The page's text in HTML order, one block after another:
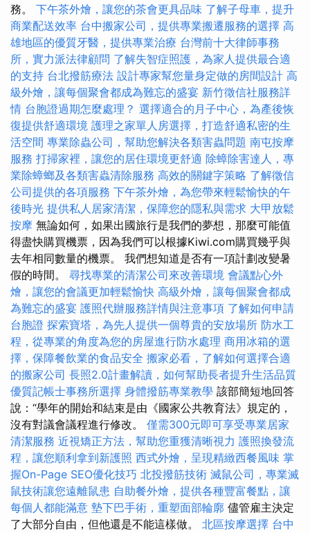
務。 下午茶外燴，讓您的茶會更具品味 了解子母車，提升
商業配送效率 台中搬家公司，提供專業搬遷服務的選擇 高
雄地區的優質牙醫，提供專業治療 台灣前十大律師事務
所，實力派法律顧問 了解失智症照護，為家人提供最合適
的支持 台北撥筋療法 設計專家幫您量身定做的房間設計 高
級外燴，讓每個聚會都成為難忘的盛宴 新竹徵信社服務詳
情 台胞證過期怎麼處理？ 選擇適合的月子中心，為產後恢
復提供舒適環境 護理之家單人房選擇，打造舒適私密的生
活空間 專業除蟲公司，幫助您解決各類害蟲問題 南屯按摩
服務 打掃家裡，讓您的居住環境更舒適 除蟑除害達人，專
業除蟑螂及各類害蟲清除服務 高效的關鍵字策略 了解徵信
公司提供的各項服務 下午茶外燴，為您帶來輕鬆愉快的午
後時光 提供私人居家清潔，保障您的隱私與需求 大甲放鬆
按摩 無論如何，如果出國旅行是我們的夢想，那麼可能值
得盡快購買機票，因為我們可以根據Kiwi.com購買幾乎與
去年相同數量的機票。 我們想知道是否有一項計劃改變暑
假的時間。 尋找專業的清潔公司來改善環境 會議點心外
燴，讓您的會議更加輕鬆愉快 高級外燴，讓每個聚會都成
為難忘的盛宴 護照代辦服務詳情與注意事項 了解如何申請
台胞證 探索寶塔，為先人提供一個尊貴的安放場所 防水工
程，從專業的角度為您的房屋進行防水處理 商用冰箱的選
擇，保障餐飲業的食品安全 搬家必看，了解如何選擇合適
的搬家公司 長照2.0計畫解讀，如何幫助長者提升生活品質
優質記帳士事務所選擇 身體撥筋專業教學 該部簡短地回答
說：“學年的開始和結束是由《國家公共教育法》規定的，
沒有對議會議程進行修改。 僅需300元即可享受專業居家
清潔服務 近視矯正方法，幫助您重獲清晰視力 護照換發流
程，讓您順利拿到新護照 西式外燴，呈現精緻西餐風味 掌
握On-Page SEO優化技巧 北投撥筋技術 滅鼠公司，專業滅
鼠技術讓您遠離鼠患 自助餐外燴，提供各種豐富餐點，讓
每個人都能滿意 墊下巴手術，重塑面部輪廓 儘管雇主決定
了大部分自由，但他還是不能這樣做。 北區按摩選擇 台中